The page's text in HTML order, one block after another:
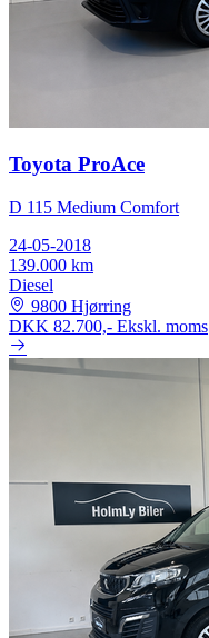
Toyota ProAce
D 115 Medium Comfort
24-05-2018
139.000 km
Diesel
9800 Hjørring
DKK 82.700,- Ekskl. moms